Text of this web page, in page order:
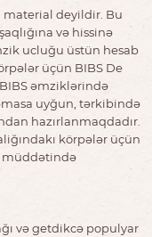
deyildir. Bu
və hissinə
ucluğu üstün hesab
üçün BIBS De
əmziklərində
uyğun, tərkibində
hazırlanmaqdadır.
körpələr üçün
müddətində
və getdikcə populyar